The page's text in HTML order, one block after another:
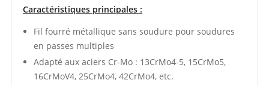
Caractéristiques principales :
Fil fourré métallique sans soudure pour soudures
en passes multiples
Adapté aux aciers Cr-Mo : 13CrMo4-5, 15CrMo5,
16CrMoV4, 25CrMo4, 42CrMo4, etc.